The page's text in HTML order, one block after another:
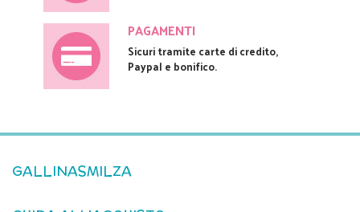
PAGAMENTI
Sicuri tramite carte di credito,
Paypal e bonifico.
GALLINASMILZA